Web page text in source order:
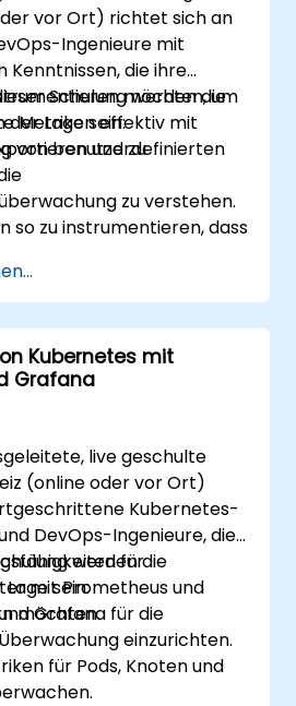
vor Ort) richtet sich an
Ingenieure mit
die ihre
möchten, um
Metriken effektiv mit
und zu
Schulung werden die
der Lage sein:
von benutzerdefinierten
zu verstehen.
so zu instrumentieren, dass
Grafana zu erstellen und
um benutzerdefinierte
zur Integration der
den
Kubernetes mit
Grafana
live geschulte
(online oder vor Ort)
Kubernetes-
DevOps-Ingenieure, die
für
mit Prometheus und
möchten.
werden die
sein:
Grafana für die
einzurichten.
für Pods, Knoten und